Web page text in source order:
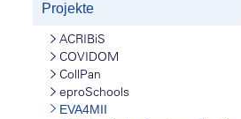
Projekte
ACRIBiS
COVIDOM
CollPan
eproSchools
EVA4MII